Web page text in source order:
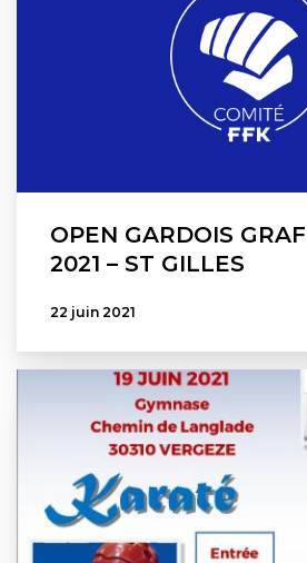
OPEN GARDOIS
2021 – ST GILLES
22 juin 2021